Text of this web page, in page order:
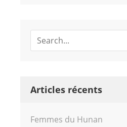
Articles récents
Femmes du Hunan